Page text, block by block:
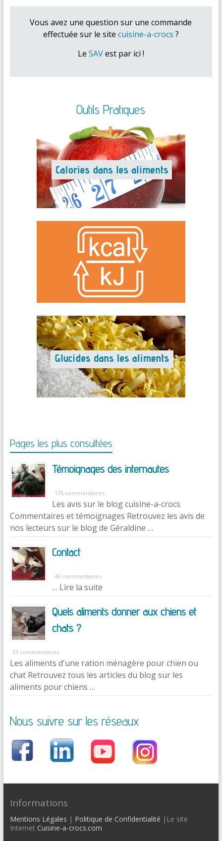
Vous avez une question sur une commande
effectuée sur le site cuisine-a-crocs ?
Le SAVest par ici !
Outils Pratiques
Pages les plus consultées
Témoignages des internautes
176 commentaires
Les avis sur le blog cuisine-a-crocs
Commentaires et témoignages Retrouvez les avis de
nos lecteurs sur le blog de Géraldine …
Contact
46 commentaires
… Lire la suite
Quels aliments donner aux chiens et
chats ?
33 commentaires
Les aliments d'une ration ménagère pour chien ou
chat Retrouvez tous les articles du blog sur les
aliments pour chiens …
Nous suivre sur les réseaux
Informations
Mentions Légales | Politique de Confidentialité |Le site
Internet Cuisine-a-crocs.com